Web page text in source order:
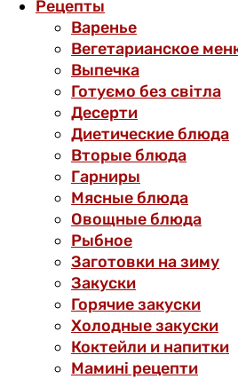
Рецепты
Варенье
Вегетарианское
Выпечка
Готуємо без світла
Десерти
Диетические блюда
Вторые блюда
Гарниры
Мясные блюда
Овощные блюда
Рыбное
Заготовки на зиму
Закуски
Горячие закуски
Холодные закуски
Коктейли и напитки
Мамині рецепти